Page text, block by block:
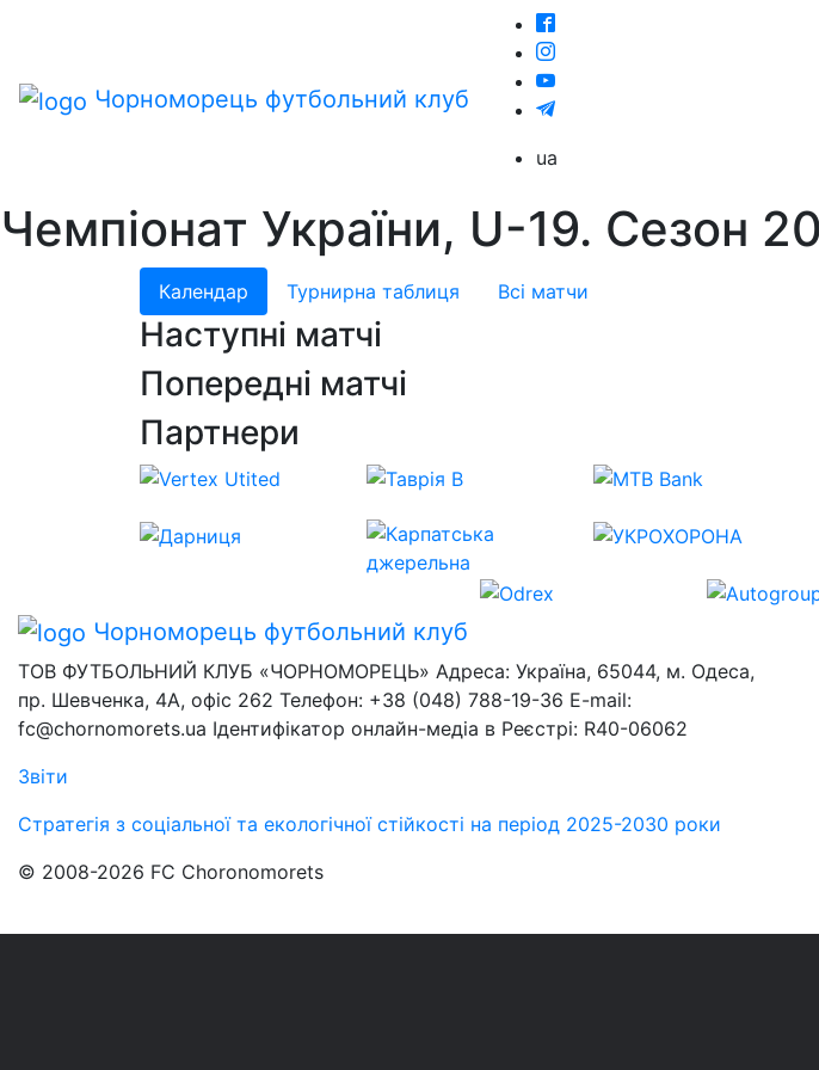
Чорноморець футбольний клуб
ua
Чемпіонат України, U-19. Сезон
Календар Турнирна таблиця Всі матчи
Наступні матчі
Попередні матчі
Партнери
Чорноморець футбольний клуб
ТОВ ФУТБОЛЬНИЙ КЛУБ «ЧОРНОМОРЕЦЬ» Адреса: Україна, 65044, м. Одеса,
пр. Шевченка, 4А, офіс 262 Телефон: +38 (048) 788-19-36 E-mail:
fc@chornomorets.ua Ідентифікатор онлайн-медіа в Реєстрі: R40-06062
Звіти
Стратегія з соціальної та екологічної стійкості на період 2025-2030 роки
© 2008-2026 FC Choronomorets